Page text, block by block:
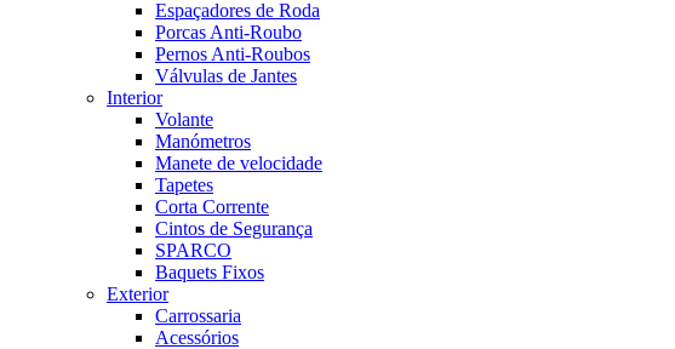
Espaçadores de Roda
Porcas Anti-Roubo
Pernos Anti-Roubos
Válvulas de Jantes
Interior
Volante
Manómetros
Manete de velocidade
Tapetes
Corta Corrente
Cintos de Segurança
SPARCO
Baquets Fixos
Exterior
Carrossaria
Acessórios